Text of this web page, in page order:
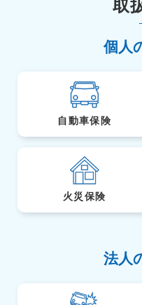
取
個人
自動車保険
火災保険
法人